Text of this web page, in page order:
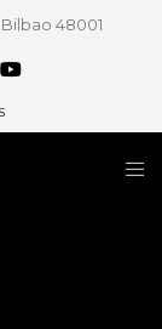
48001